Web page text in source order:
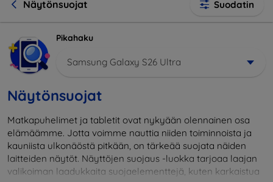
Näytönsuojat Suodatin
Pikahaku
Samsung Galaxy S26 Ultra
Näytönsuojat
Matkapuhelimet ja tabletit ovat nykyään olennainen osa
elämäämme. Jotta voimme nauttia niiden toiminnoista ja
kauniista ulkonäöstä pitkään, on tärkeää suojata näiden
laitteiden näytöt. Näyttöjen suojaus -luokka tarjoaa laajan
valikoiman laadukkaita suojaelementtejä, kuten karkaistua